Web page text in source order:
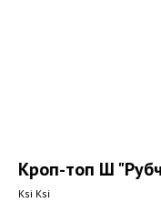
Кроп-топ Ш
Ksi Ksi